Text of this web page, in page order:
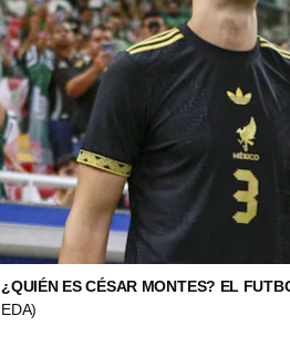
¿QUIÉN ES CÉSAR MONTES? EL
EDA)